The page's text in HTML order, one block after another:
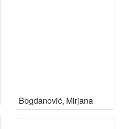
Bogdanović, Mirjana